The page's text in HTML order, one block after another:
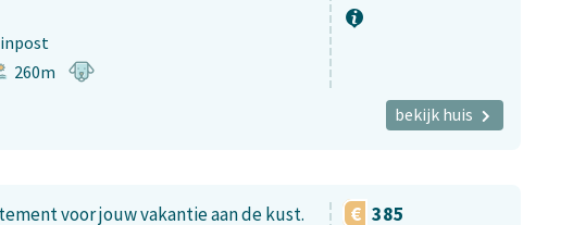
260m
bekijk huis
voor jouw vakantie aan de kust.
385